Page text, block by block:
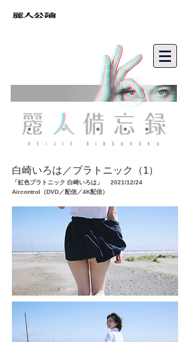
白崎いろは／プラトニック（1）
「虹色プラトニック 白崎いろは」 2021/12/24
Aircontrol（DVD／配信／4K配信）